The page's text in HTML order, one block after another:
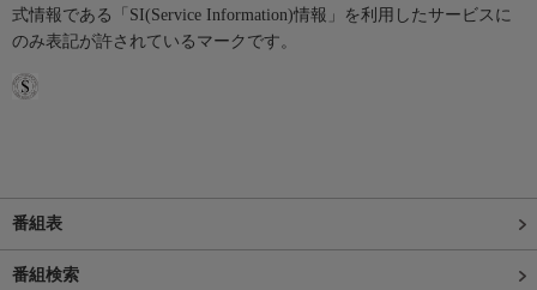
式情報である「SI(Service Information)情報」を利用したサービスに
のみ表記が許されているマークです。
番組表
番組検索